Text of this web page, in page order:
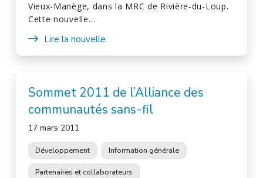
Vieux-Manège, dans la MRC de Rivière-du-Loup.
Cette nouvelle…
Lire la nouvelle
Sommet 2011 de l’Alliance des
communautés sans-fil
17 mars 2011
Développement Information générale
Partenaires et collaborateurs